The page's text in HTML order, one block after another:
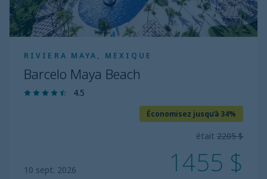
RIVIERA MAYA, MEXIQUE
Barcelo Maya Beach
4.5
10 sept. 2026
Économisez jusqu’à 34%
était 2205 $
1455 $